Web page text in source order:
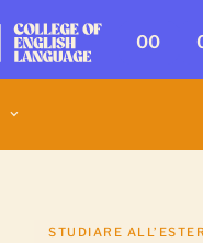
00
STUDIARE